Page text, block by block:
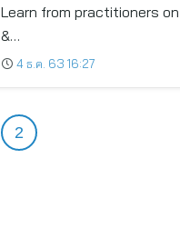
Learn from practitioners
&…
4 ธ.ค. 63 16:27
2